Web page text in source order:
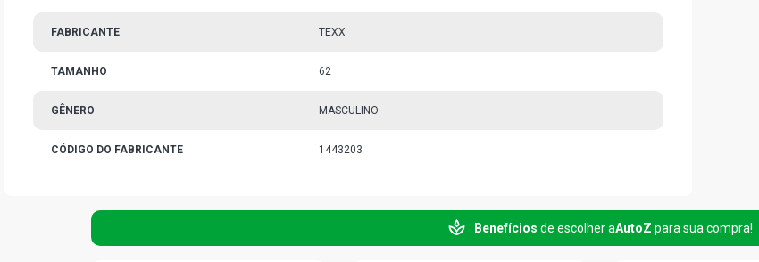
FABRICANTE TEXX
TAMANHO 62
GÊNERO MASCULINO
CÓDIGO DO FABRICANTE 1443203
Benefícios de escolher aAutoZ para sua compra!